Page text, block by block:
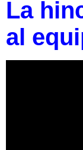
La
al